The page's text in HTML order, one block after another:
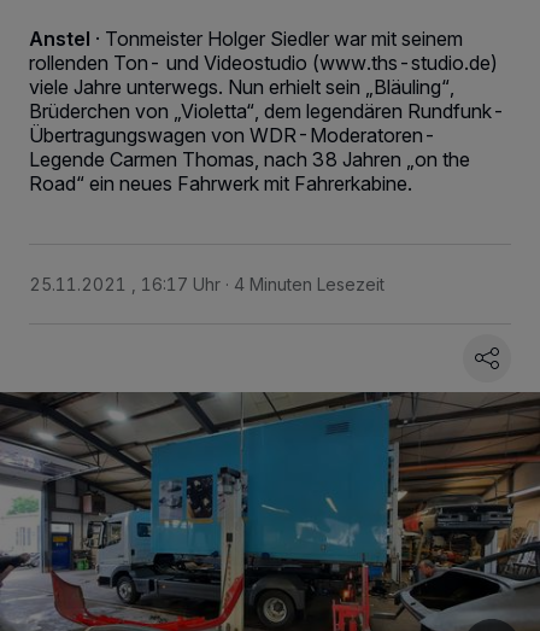
Anstel · Tonmeister Holger Siedler war mit seinem
rollenden Ton- und Videostudio (www.ths-studio.de)
viele Jahre unterwegs. Nun erhielt sein „Bläuling“,
Brüderchen von „Violetta“, dem legendären Rundfunk-
Übertragungswagen von WDR-Moderatoren-
Legende Carmen Thomas, nach 38 Jahren „on the
Road“ ein neues Fahrwerk mit Fahrerkabine.
25.11.2021 , 16:17 Uhr 4 Minuten Lesezeit
Wir und unsere218
-Partner speichern und greifen auf personenbezogene Daten
wie Browserdaten oder eindeutige Kennungen auf Ihrem Gerät zu. Durch Auswahl
von OK aktivieren Sie Tracking-Technologien für die unter „Wir und unsere
Partner verarbeiten Daten, um Ihnen Dienste bereitzustellen“ aufgeführten